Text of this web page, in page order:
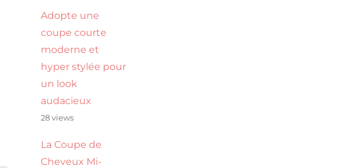
Adopte une
coupe courte
moderne et
hyper stylée pour
un look
audacieux
28 views
La Coupe de
Cheveux Mi-